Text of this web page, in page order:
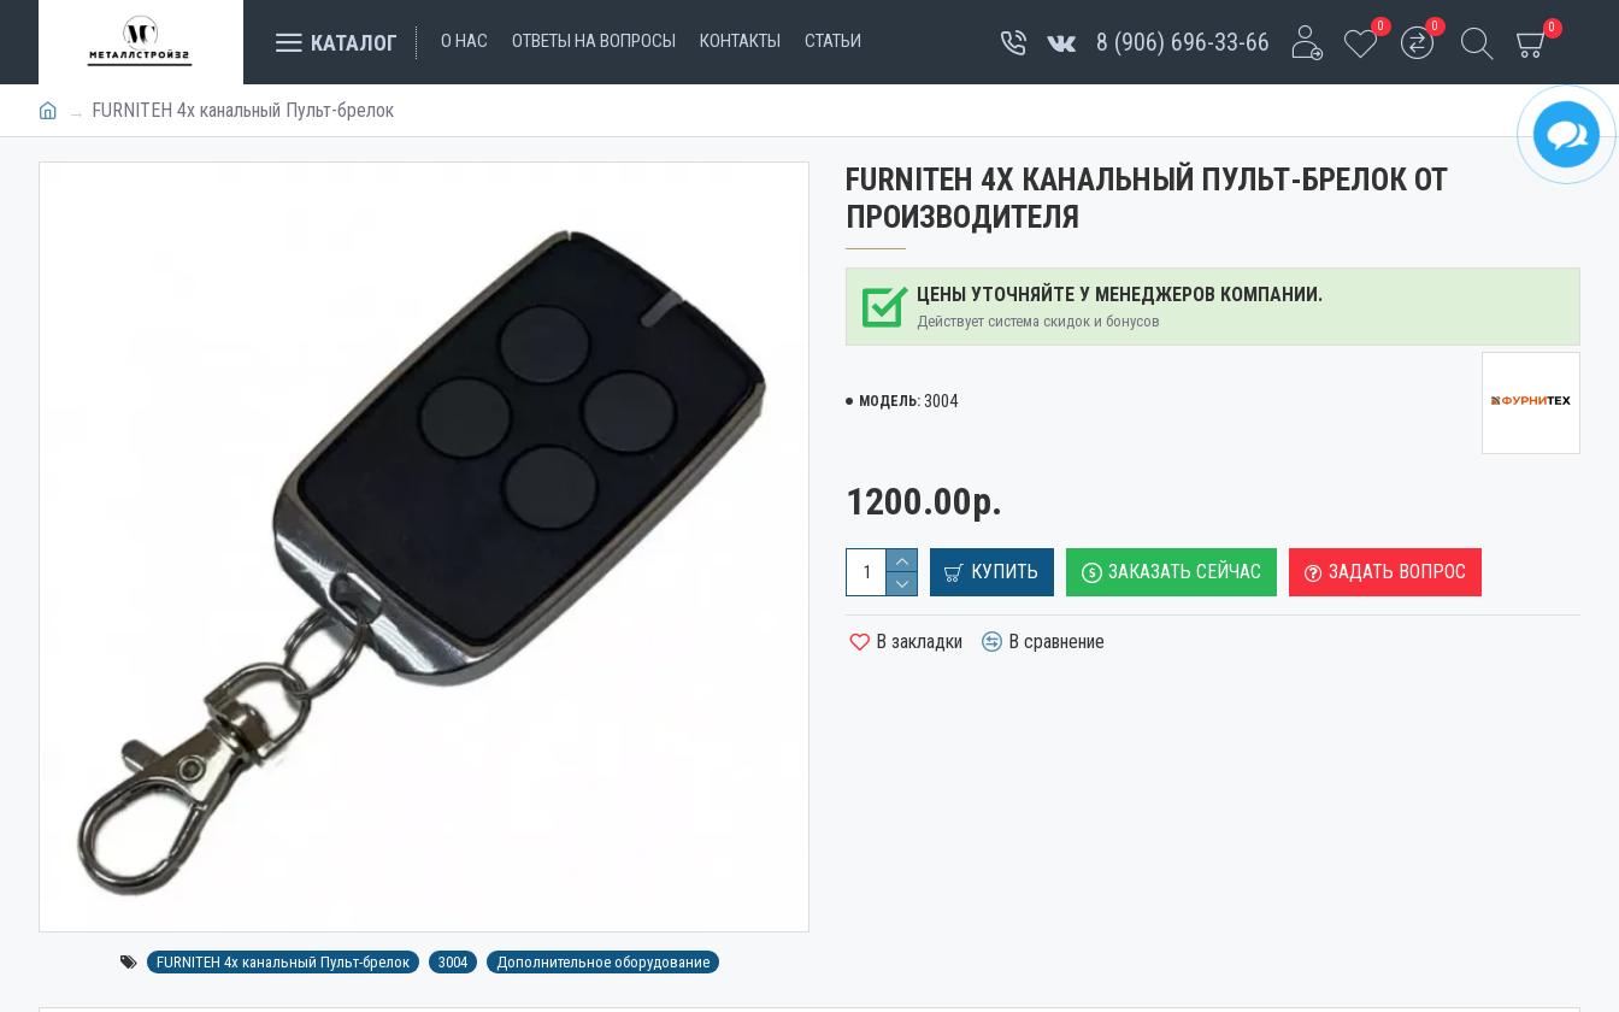
КАТАЛОГ О НАС ОТВЕТЫ НА ВОПРОСЫ КОНТАКТЫ СТАТЬИ 8 (906) 696-33-66
0 0 0
FURNITEH 4х канальный Пульт-брелок
FURNITEH 4х канальный Пульт-брелок 3004 Дополнительное оборудование
FURNITEH 4Х КАНАЛЬНЫЙ ПУЛЬТ-БРЕЛОК ОТ
ПРОИЗВОДИТЕЛЯ
ЦЕНЫ УТОЧНЯЙТЕ У МЕНЕДЖЕРОВ КОМПАНИИ.
Действует система скидок и бонусов
МОДЕЛЬ: 3004
1200.00р.
КУПИТЬ ЗАКАЗАТЬ СЕЙЧАС ЗАДАТЬ ВОПРОС
В закладки В сравнение